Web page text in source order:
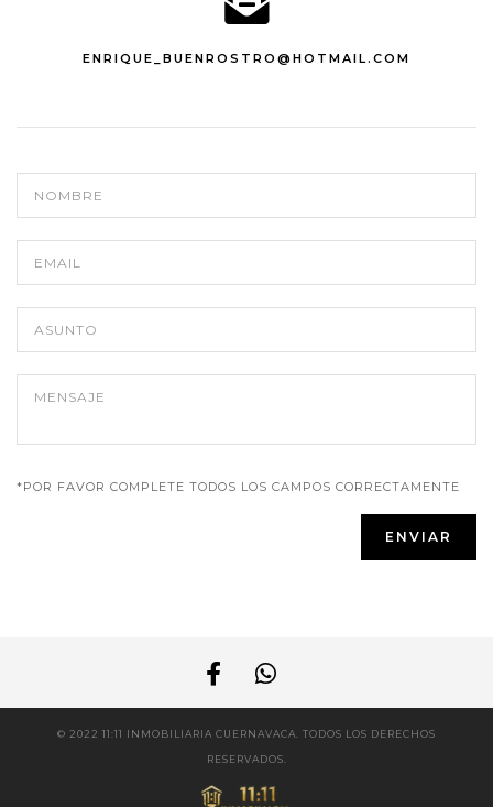
ENRIQUE_BUENROSTRO@HOTMAIL.COM
*POR FAVOR COMPLETE TODOS LOS CAMPOS CORRECTAMENTE
© 2022 11:11 INMOBILIARIA CUERNAVACA. TODOS LOS DERECHOS
RESERVADOS.